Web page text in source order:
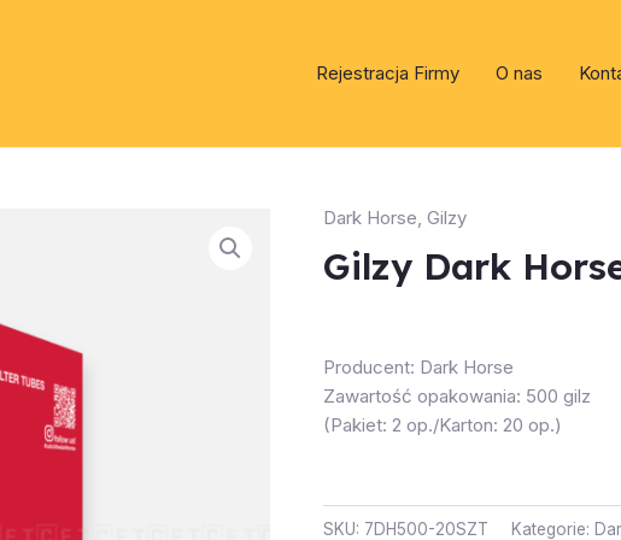
Rejestracja Firmy O nas
Dark Horse, Gilzy
Gilzy Dark
Producent: Dark Horse
Zawartość opakowania: 500 gilz
(Pakiet: 2 op./Karton: 20 op.)
SKU: 7DH500-20SZT Kategorie: